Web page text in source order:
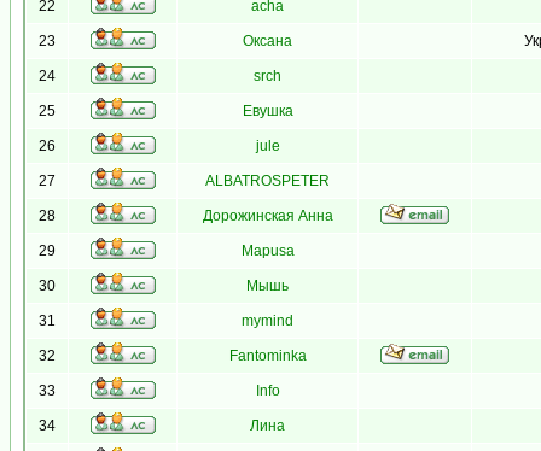
22 acha
23 Оксана
24 srch
25 Евушка
26 jule
27 ALBATROSPETER
28 Дорожинская Анна
29 Mapusa
30 Мышь
31 mymind
32 Fantominka
33 Info
34 Лина